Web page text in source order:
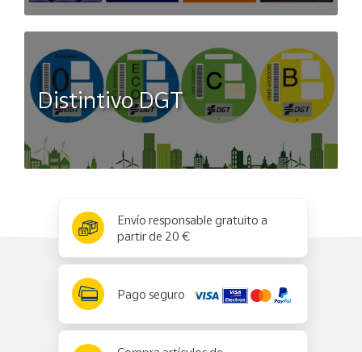
Distintivo DGT
Envío responsable gratuito a
partir de 20 €
Pago seguro